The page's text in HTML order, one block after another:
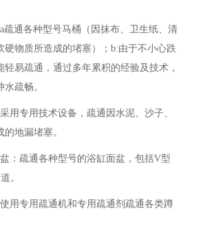
疏通各种型号马桶（因抹布、卫生纸、清
硬物质所造成的堵塞）；b:由于不小心跌
轻易疏通，通过多年累积的经验及技术，
疏畅。
用专用技术设备，疏通因水泥、沙子、
地漏堵塞。
：疏通各种型号的浴缸面盆，包括V型
。
用专用疏通机和专用疏通剂疏通各类蹲